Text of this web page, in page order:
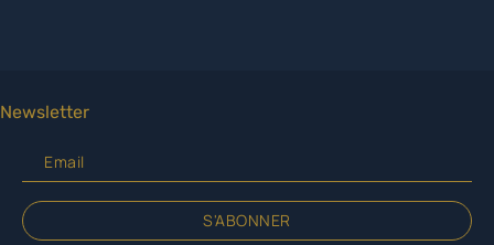
Newsletter
S'ABONNER